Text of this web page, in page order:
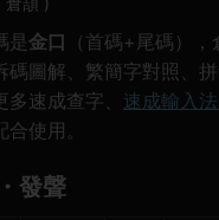
是 金口 （首碼+尾碼）
碼圖解、繁簡字對照、拼
速成查字、 速成輸入
合使用。
發聲